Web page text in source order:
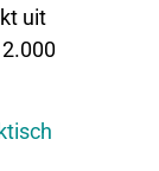
uit